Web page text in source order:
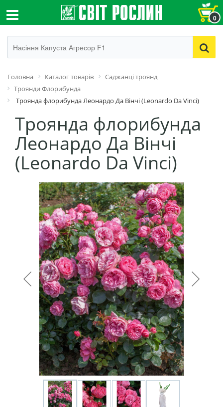
0
Головна Каталог товарів
Cаджанці троянд
Троянди Флорибунда
Троянда флорибунда Леонардо Да Вінчі (Leonardo Da Vinci)
Троянда флорибунда
Леонардо Да Вінчі
(Leonardo Da Vinci)